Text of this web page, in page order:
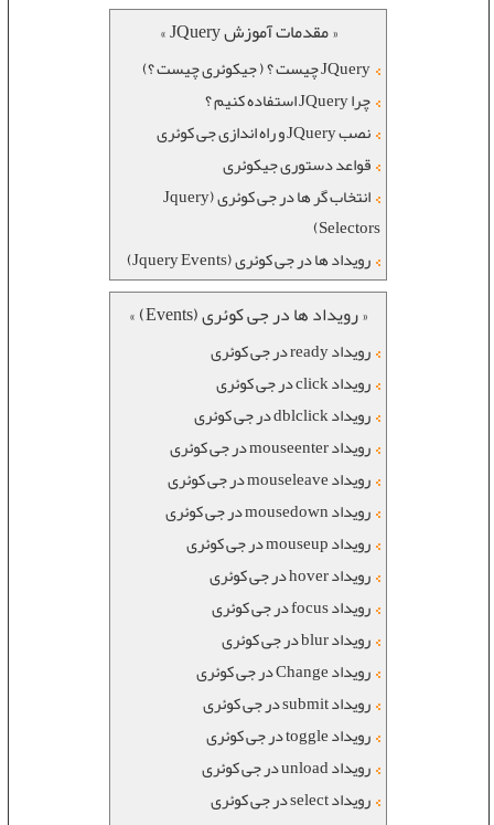
« مقدمات آموزش JQuery »
JQuery چیست ؟ ( جیکوئری چیست ؟)
چرا JQuery استفاده کنیم ؟
نصب JQuery و راه اندازی جی کوئری
قواعد دستوری جیکوئری
انتخاب گر ها در جی کوئری (Jquery
Selectors)
رویداد ها در جی کوئری (Jquery Events)
« رویداد ها در جی کوئری (Events) »
رویداد ready در جی کوئری
رویداد click در جی کوئری
رویداد dblclick در جی کوئری
رویداد mouseenter در جی کوئری
رویداد mouseleave در جی کوئری
رویداد mousedown در جی کوئری
رویداد mouseup در جی کوئری
رویداد hover در جی کوئری
رویداد focus در جی کوئری
رویداد blur در جی کوئری
رویداد Change در جی کوئری
رویداد submit در جی کوئری
رویداد toggle در جی کوئری
رویداد unload در جی کوئری
رویداد select در جی کوئری